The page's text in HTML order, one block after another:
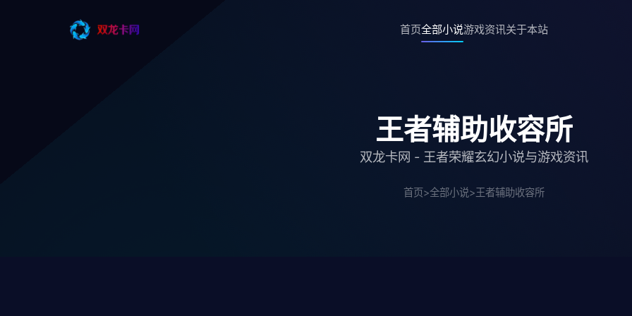
首页全部小说游戏资讯关于本站
王者辅助收容所
双龙卡网 - 王者荣耀玄幻小说与游戏资讯
首页>全部小说>王者辅助收容所